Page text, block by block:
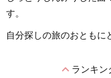
す。
自分探しの旅のおともに
expand_lessランキン